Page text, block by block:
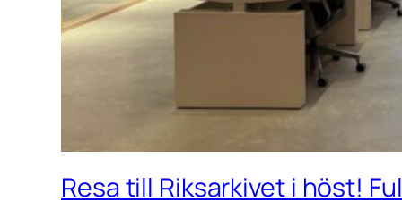
Resa till Riksarkivet i höst!